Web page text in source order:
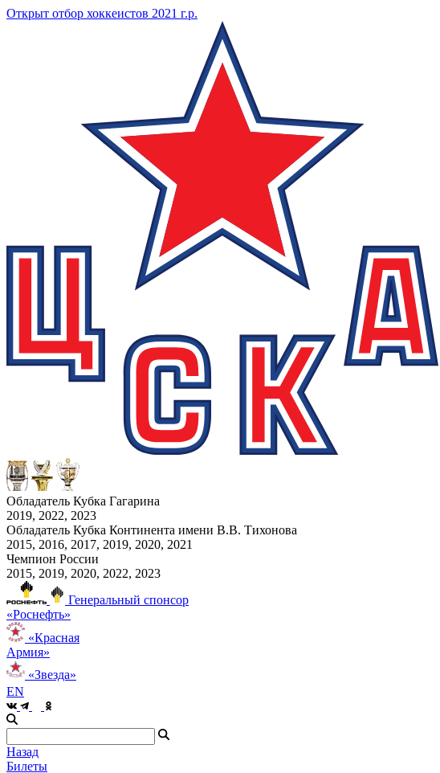
Открыт отбор хоккеистов 2021 г.р.
Обладатель Кубка Гагарина
2019, 2022, 2023
Обладатель Кубка Континента имени В.В. Тихонова
2015, 2016, 2017, 2019, 2020, 2021
Чемпион России
2015, 2019, 2020, 2022, 2023
Генеральный спонсор
«Роснефть»
«Красная
Армия»
«Звезда»
EN
Назад
Билеты